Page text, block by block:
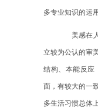
多专业知识的运
美感在
立较为公认的审
结构、本能反应
面，有较大的一
多生活习惯总体